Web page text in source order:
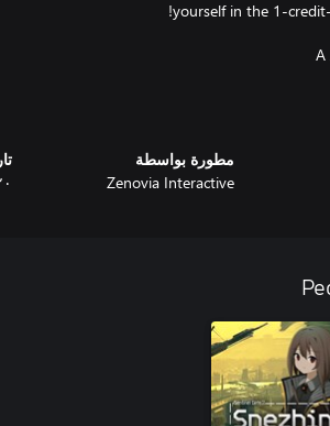
of unruly bosses, one at the end of every
attacks and multiple phases that will truly put
مطورة بواسطة
Zenovia Interactive ٢٠‏/